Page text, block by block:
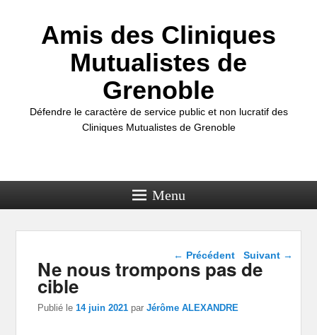
Amis des Cliniques
Mutualistes de
Grenoble
Défendre le caractère de service public et non lucratif des
Cliniques Mutualistes de Grenoble
Menu
Navigation dans les
articles
← Précédent Suivant →
Ne nous trompons pas de
cible
Publié le14 juin 2021 parJérôme ALEXANDRE